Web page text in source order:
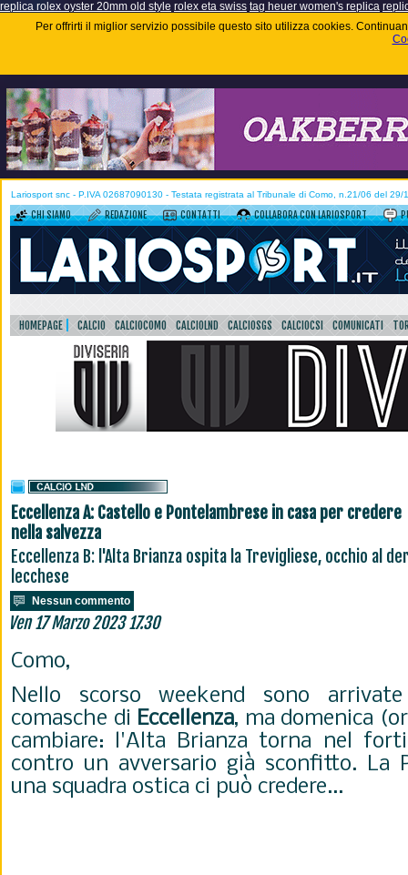
replica rolex oyster 20mm old style rolex eta swiss tag heuer women's replica
Per offrirti il miglior servizio possibile questo sito utilizza cookies.
Lariosport snc - P.IVA 02687090130 - Testata registrata al Tribunale di Como, n.21/06 del 29/
CHI SIAMO REDAZIONE CONTATTI COLLABORA CON LARIOSPORT
HOMEPAGE CALCIO CALCIOCOMO CALCIOLND CALCIOSGS CALCIOCSI COMUNICATI
Eccellenza A: Castello e Pontelambrese in casa per credere
nella salvezza
Eccellenza B: l'Alta Brianza ospita la Trevigliese, occhio al
lecchese
Nessun commento
Ven 17 Marzo 2023 17.30
Como,
Nello scorso weekend sono
comasche di Eccellenza, ma domenica
cambiare: l'Alta Brianza torna nel
contro un avversario già sconfitto. La
una squadra ostica ci può credere...